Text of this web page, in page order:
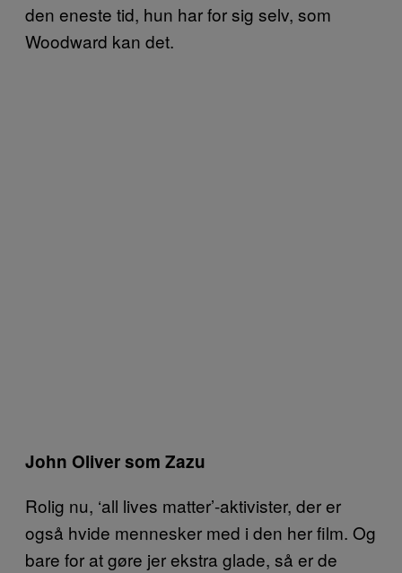
den eneste tid, hun har for sig selv, som
Woodward kan det.
John Oliver som Zazu
Rolig nu, ‘all lives matter’-aktivister, der er
også hvide mennesker med i den her film. Og
bare for at gøre jer ekstra glade, så er de